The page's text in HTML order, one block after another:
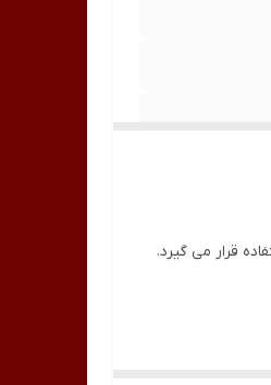
قرار می گیرد.